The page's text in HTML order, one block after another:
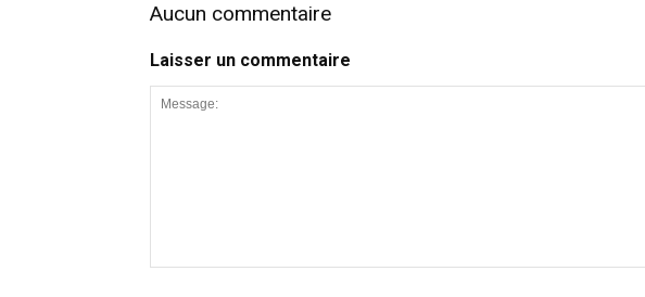
Aucun commentaire
Laisser un commentaire